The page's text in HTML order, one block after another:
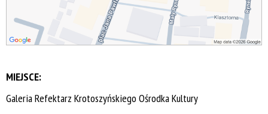
MIEJSCE:
Galeria Refektarz Krotoszyńskiego Ośrodka Kultury